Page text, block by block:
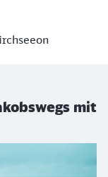
mit